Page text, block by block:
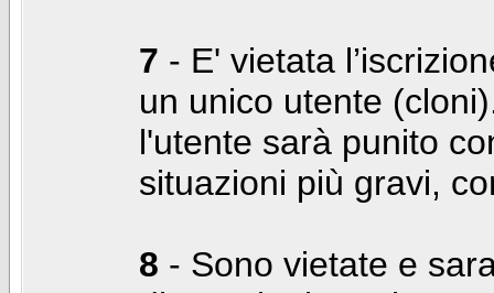
7 - E' vietata
un unico utente
l'utente sarà punito
situazioni più gravi,
8 - Sono vietate e